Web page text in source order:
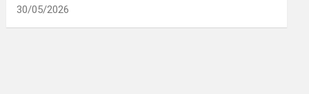
30/05/2026